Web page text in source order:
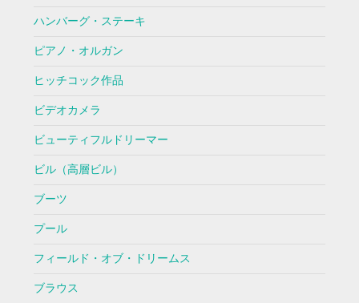
ハンバーグ・ステーキ
ピアノ・オルガン
ヒッチコック作品
ビデオカメラ
ビューティフルドリーマー
ビル（高層ビル）
ブーツ
プール
フィールド・オブ・ドリームス
ブラウス